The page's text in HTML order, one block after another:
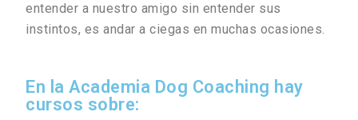
entender a nuestro amigo sin entender sus
instintos, es andar a ciegas en muchas ocasiones.
En la Academia Dog Coaching hay
cursos sobre: